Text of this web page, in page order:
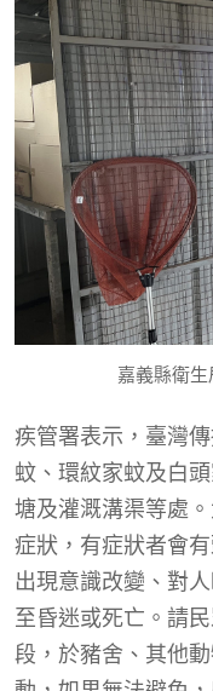
嘉義縣衛
疾管署表示，臺灣
蚊、環紋家蚊及白
塘及灌溉溝渠等處
症狀，有症狀者會
出現意識改變、對
至昏迷或死亡。請
段，於豬舍、其他